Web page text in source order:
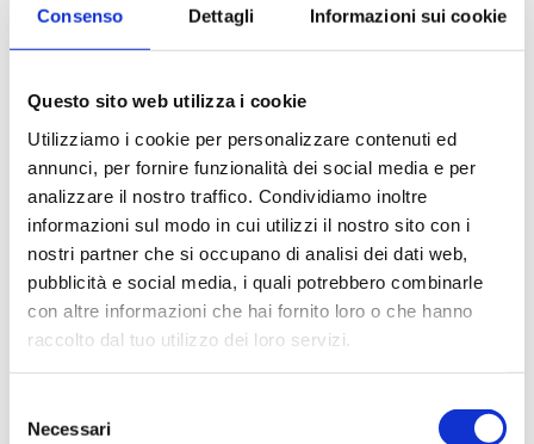
Consenso Dettagli Informazioni sui cookie
Questo sito web utilizza i cookie
Utilizziamo i cookie per personalizzare contenuti ed
annunci, per fornire funzionalità dei social media e per
analizzare il nostro traffico. Condividiamo inoltre
informazioni sul modo in cui utilizzi il nostro sito con i
nostri partner che si occupano di analisi dei dati web,
pubblicità e social media, i quali potrebbero combinarle
con altre informazioni che hai fornito loro o che hanno
raccolto dal tuo utilizzo dei loro servizi.
delNecessari
Tubo in gomma rossa "Etruria"